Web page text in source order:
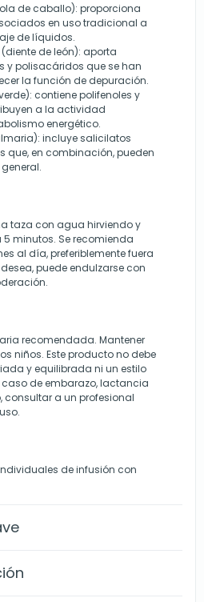
de caballo): proporciona
en uso tradicional a
de líquidos.
de león): aporta
y polisacáridos que se han
la función de depuración.
contiene polifenoles y
a la actividad
energético.
incluye salicilatos
que, en combinación, pueden
taza con agua hirviendo y
5 minutos. Se recomienda
al día, preferiblemente fuera
puede endulzarse con
recomendada. Mantener
niños. Este producto no debe
y equilibrada ni un estilo
de embarazo, lactancia
consultar a un profesional
de infusión con